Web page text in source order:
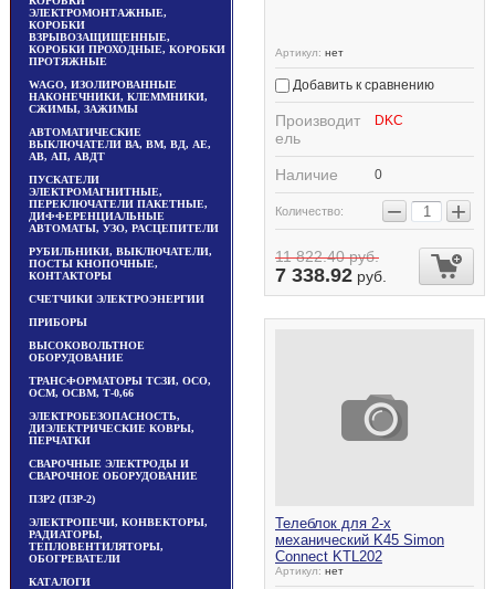
ЭЛЕКТРОМОНТАЖНЫЕ,
КОРОБКИ
ВЗРЫВОЗАЩИЩЕННЫЕ,
КОРОБКИ ПРОХОДНЫЕ, КОРОБКИ
ПРОТЯЖНЫЕ
WAGO, ИЗОЛИРОВАННЫЕ
НАКОНЕЧНИКИ, КЛЕММНИКИ,
СЖИМЫ, ЗАЖИМЫ
АВТОМАТИЧЕСКИЕ
ВЫКЛЮЧАТЕЛИ ВА, ВМ, ВД, АЕ,
АВ, АП, АВДТ
ПУСКАТЕЛИ
ЭЛЕКТРОМАГНИТНЫЕ,
ПЕРЕКЛЮЧАТЕЛИ ПАКЕТНЫЕ,
ДИФФЕРЕНЦИАЛЬНЫЕ
АВТОМАТЫ, УЗО, РАСЦЕПИТЕЛИ
РУБИЛЬНИКИ, ВЫКЛЮЧАТЕЛИ,
ПОСТЫ КНОПОЧНЫЕ,
КОНТАКТОРЫ
СЧЕТЧИКИ ЭЛЕКТРОЭНЕРГИИ
ПРИБОРЫ
ВЫСОКОВОЛЬТНОЕ
ОБОРУДОВАНИЕ
ТРАНСФОРМАТОРЫ ТСЗИ, ОСО,
ОСМ, ОСВМ, Т-0,66
ЭЛЕКТРОБЕЗОПАСНОСТЬ,
ДИЭЛЕКТРИЧЕСКИЕ КОВРЫ,
ПЕРЧАТКИ
СВАРОЧНЫЕ ЭЛЕКТРОДЫ И
СВАРОЧНОЕ ОБОРУДОВАНИЕ
ПЗР2 (ПЗР-2)
ЭЛЕКТРОПЕЧИ, КОНВЕКТОРЫ,
РАДИАТОРЫ,
ТЕПЛОВЕНТИЛЯТОРЫ,
ОБОГРЕВАТЕЛИ
КАТАЛОГИ
Артикул: нет
Добавить к сравнению
Производит
ель
DKC
Наличие 0
Количество: − +
11 822.40руб.
7 338.92 руб.
Телеблок для 2-х
механический K45 Simon
Connect KTL202
Артикул: нет